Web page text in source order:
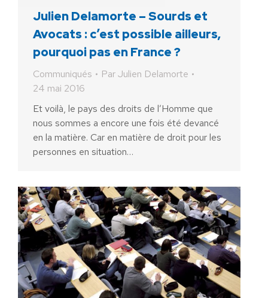
Julien Delamorte – Sourds et
Avocats : c’est possible ailleurs,
pourquoi pas en France ?
Communiqués ParJulien Delamorte
24 mai 2016
Et voilà, le pays des droits de l’Homme que
nous sommes a encore une fois été devancé
en la matière. Car en matière de droit pour les
personnes en situation…